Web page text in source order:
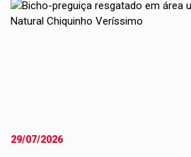
29/07/2026